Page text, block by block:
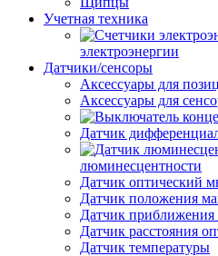
Учетная техника
электроэнергии
Датчики/сенсоры
Аксессуары для
Аксессуары для
Датчик
люминесцентности
Датчик оптический
Датчик положения
Датчик
Датчик расстояния
Датчик температуры